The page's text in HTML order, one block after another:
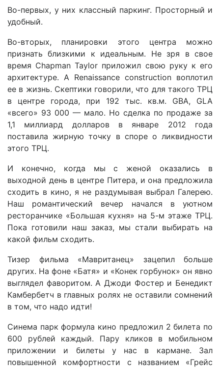
Во-первых, у них классный паркинг. Просторный и
удобный.
Во-вторых, планировки этого центра можно
признать близкими к идеальным. Не зря в свое
время Chapman Taylor приложил свою руку к его
архитектуре. A Renaissance construction воплотил
ее в жизнь. Скептики говорили, что для такого ТРЦ
в центре города, при 192 тыс. кв.м. GBA, GLA
«всего» 93 000 — мало. Но сделка по продаже за
1,1 миллиард долларов в январе 2012 года
поставила жирную точку в споре о ликвидности
этого ТРЦ.
И конечно, когда мы с женой оказались в
выходной день в центре Питера, и она предложила
сходить в кино, я не раздумывая выбрал Галерею.
Наш романтический вечер начался в уютном
ресторанчике «Большая кухня» на 5-м этаже ТРЦ.
Пока готовили наш заказ, мы стали выбирать на
какой фильм сходить.
Тизер фильма «Мавританец» зацепил больше
других. На фоне «Батя» и «Конек горбунок» он явно
выглядел фаворитом. А Джоди Фостер и Бенедикт
Камбербетч в главных ролях не оставили сомнений
в том, что надо идти!
Синема парк формула кино предложил 2 билета по
600 рублей каждый. Пару кликов в мобильном
приложении и билеты у нас в кармане. Зал
повышенной комфортности с названием «Грейс